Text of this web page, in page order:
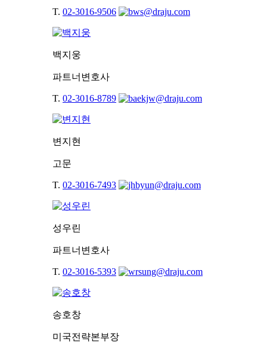
T. 02-3016-9506
백지웅
파트너변호사
T. 02-3016-8789
변지현
고문
T. 02-3016-7493
성우린
파트너변호사
T. 02-3016-5393
송호창
미국전략본부장